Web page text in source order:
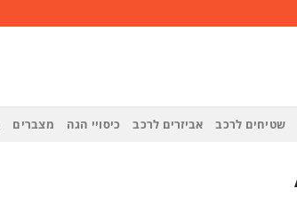
שטיחים לרכב אביזרים לרכב כיסויי הגה מצברים